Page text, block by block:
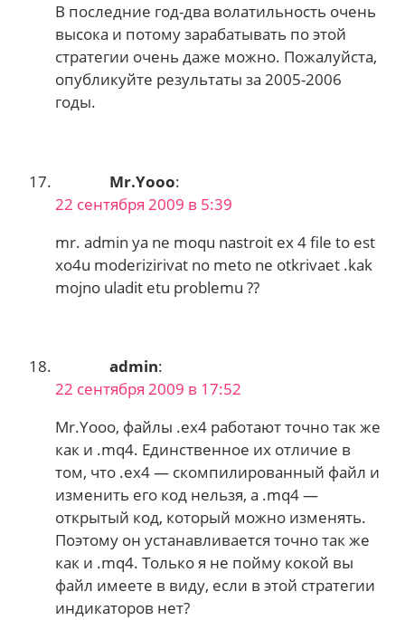
В последние год-два волатильность очень
высока и потому зарабатывать по этой
стратегии очень даже можно. Пожалуйста,
опубликуйте результаты за 2005-2006
годы.
Mr.Yooo:
22 сентября 2009 в 5:39
mr. admin ya ne moqu nastroit ex 4 file to est
xo4u moderizirivat no meto ne otkrivaet .kak
mojno uladit etu problemu ??
admin:
22 сентября 2009 в 17:52
Mr.Yooo, файлы .ex4 работают точно так же
как и .mq4. Единственное их отличие в
том, что .ex4 — скомпилированный файл и
изменить его код нельзя, а .mq4 —
открытый код, который можно изменять.
Поэтому он устанавливается точно так же
как и .mq4. Только я не пойму кокой вы
файл имеете в виду, если в этой стратегии
индикаторов нет?